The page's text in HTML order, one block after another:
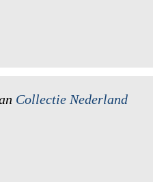
Collectie Nederland